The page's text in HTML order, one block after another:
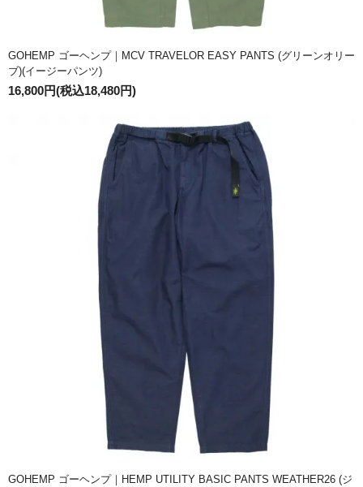
GOHEMP ゴーヘンプ｜MCV TRAVELOR EASY PANTS (グリーンオリー
ブ)(イージーパンツ)
16,800円(税込18,480円)
GOHEMP ゴーヘンプ｜HEMP UTILITY BASIC PANTS WEATHER26 (ジ